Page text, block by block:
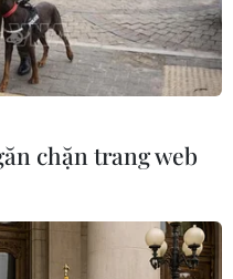
chặn trang web